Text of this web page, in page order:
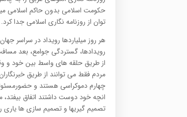
حکومت اسلامی بدون حاکم اسلامی
توان از روزنامه نگاری اسلامی جدا کرد.
هر روز میلیاردها رویداد در سراسر
رویدادها، گستردگی جوامع، بعد
از طریق حلقه های واسط بین خود و
مردم فقط می توانند از طریق
چهارم دموکراسی هستند و
انچه خود دوست داشتند اتفاق بیفتد،
تصمیم گیریها و تصمیم سازی ها یاری